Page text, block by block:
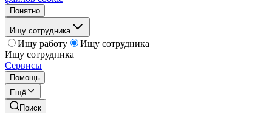
Понятно
Ищу сотрудника
Ищу работу
Ищу сотрудника
Ищу сотрудника
Сервисы
Помощь
Ещё
Поиск